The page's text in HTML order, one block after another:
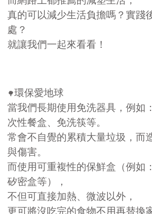
真的可以減少生活負擔嗎？實踐
處？
就讓我們一起來看看！
🌳環保愛地球
當我們長期使用免洗器具，例如
次性餐盒、免洗筷等。
常會不自覺的累積大量垃圾，而
與傷害。
而使用可重複性的保鮮盒（例如
矽密盒等），
不但可直接加熱、微波以外，
更可將沒吃完的食物不用再替換